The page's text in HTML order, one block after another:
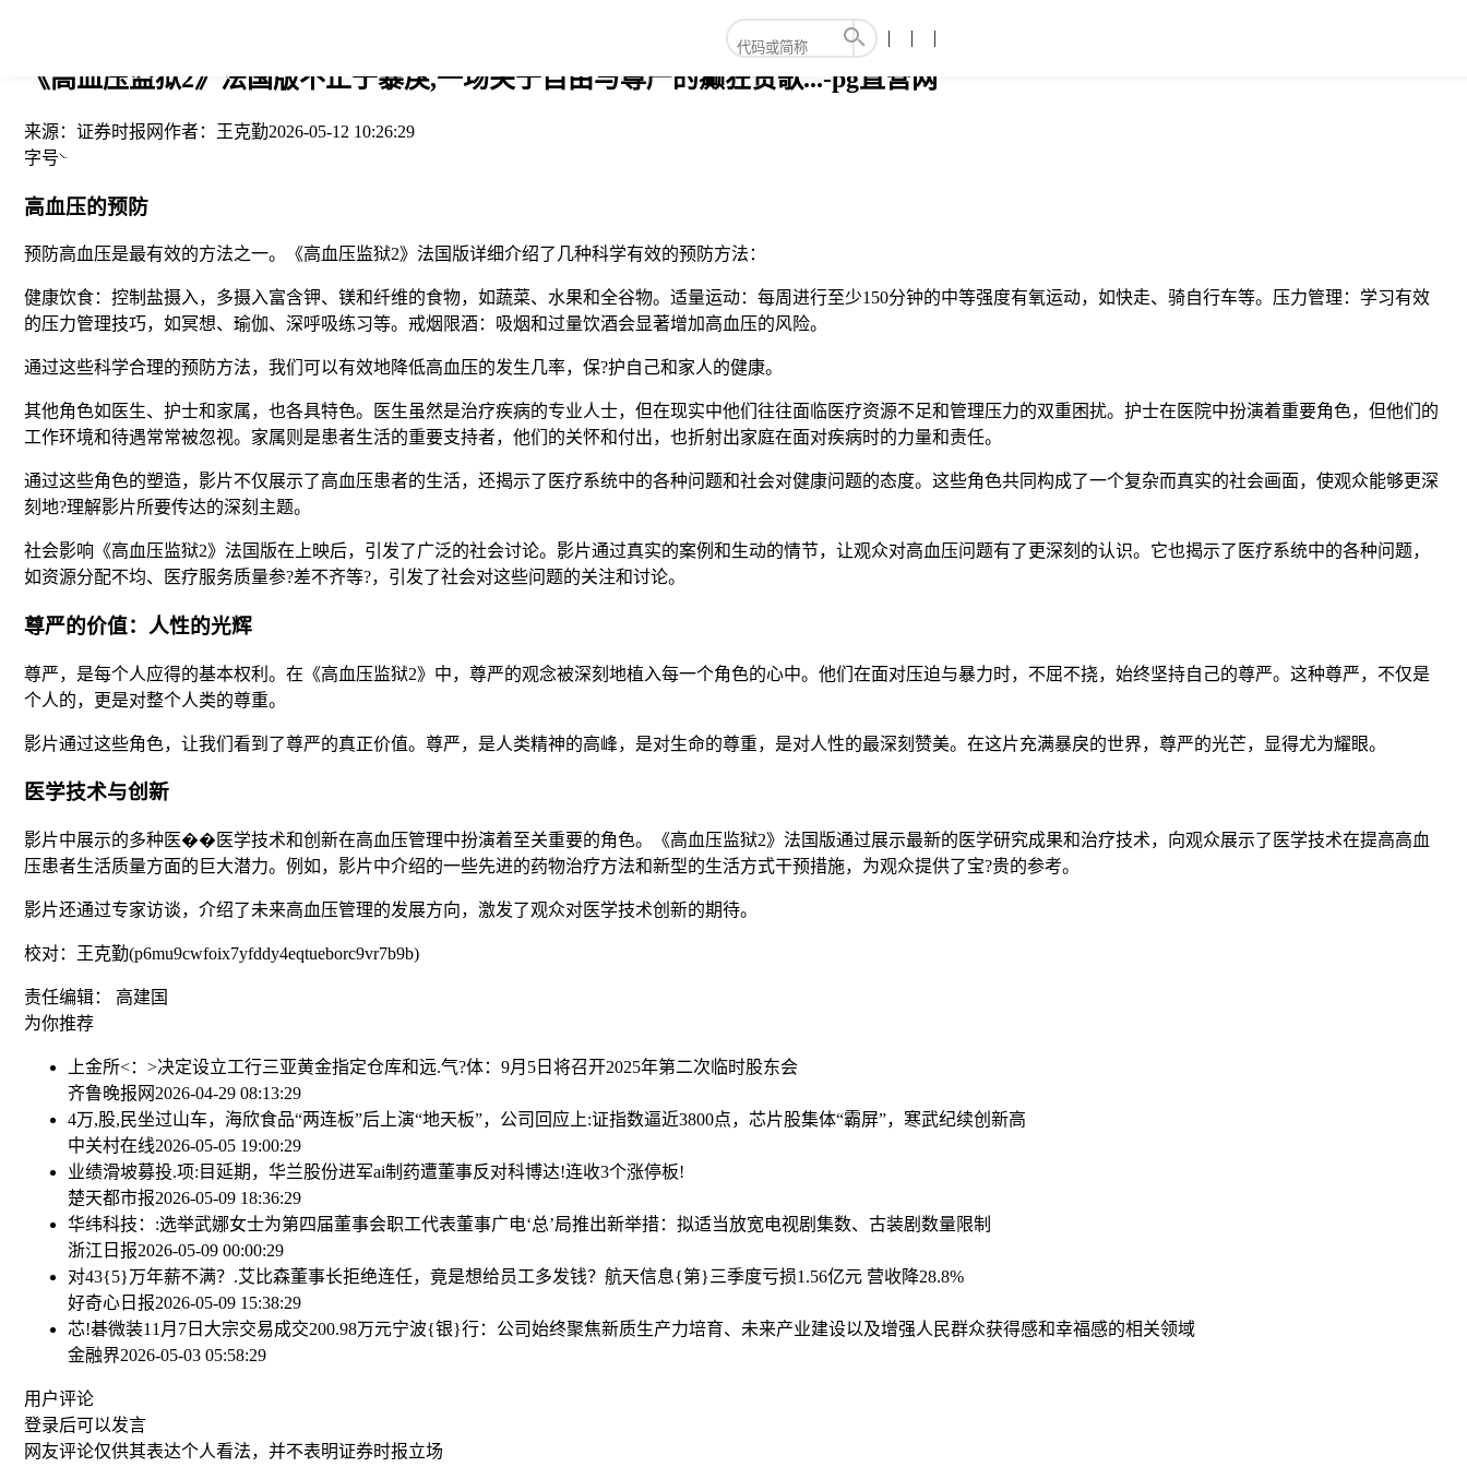
《高血压监狱2》法国版不止于暴戾,一场关于自由与尊严的癫狂赞歌...-pg直营网
来源： 证券时报网作者： 王克勤2026-05-12 10:26:29
字号
高血压的预防
预防高血压是最有效的方法之一。《高血压监狱2》法国版详细介绍了几种科学有效的预防方法：
健康饮食：控制盐摄入，多摄入富含钾、镁和纤维的食物，如蔬菜、水果和全谷物。适量运动：每周进行至少150分钟的中等强度有氧运动，如快走、骑自行车等。压力管理：学习有效
的压力管理技巧，如冥想、瑜伽、深呼吸练习等。戒烟限酒：吸烟和过量饮酒会显著增加高血压的风险。
通过这些科学合理的预防方法，我们可以有效地降低高血压的发生几率，保?护自己和家人的健康。
其他角色如医生、护士和家属，也各具特色。医生虽然是治疗疾病的专业人士，但在现实中他们往往面临医疗资源不足和管理压力的双重困扰。护士在医院中扮演着重要角色，但他们的
工作环境和待遇常常被忽视。家属则是患者生活的重要支持者，他们的关怀和付出，也折射出家庭在面对疾病时的力量和责任。
通过这些角色的塑造，影片不仅展示了高血压患者的生活，还揭示了医疗系统中的各种问题和社会对健康问题的态度。这些角色共同构成了一个复杂而真实的社会画面，使观众能够更深
刻地?理解影片所要传达的深刻主题。
社会影响《高血压监狱2》法国版在上映后，引发了广泛的社会讨论。影片通过真实的案例和生动的情节，让观众对高血压问题有了更深刻的认识。它也揭示了医疗系统中的各种问题，
如资源分配不均、医疗服务质量参?差不齐等?，引发了社会对这些问题的关注和讨论。
尊严的价值：人性的光辉
尊严，是每个人应得的基本权利。在《高血压监狱2》中，尊严的观念被深刻地植入每一个角色的心中。他们在面对压迫与暴力时，不屈不挠，始终坚持自己的尊严。这种尊严，不仅是
个人的，更是对整个人类的尊重。
影片通过这些角色，让我们看到了尊严的真正价值。尊严，是人类精神的高峰，是对生命的尊重，是对人性的最深刻赞美。在这片充满暴戾的世界，尊严的光芒，显得尤为耀眼。
医学技术与创新
影片中展示的多种医��医学技术和创新在高血压管理中扮演着至关重要的角色。《高血压监狱2》法国版通过展示最新的医学研究成果和治疗技术，向观众展示了医学技术在提高高血
压患者生活质量方面的巨大潜力。例如，影片中介绍的一些先进的药物治疗方法和新型的生活方式干预措施，为观众提供了宝?贵的参考。
影片还通过专家访谈，介绍了未来高血压管理的发展方向，激发了观众对医学技术创新的期待。
校对：王克勤(p6mu9cwfoix7yfddy4eqtueborc9vr7b9b)
责任编辑： 高建国
为你推荐
上金所<：>决定设立工行三亚黄金指定仓库和远.气?体：9月5日将召开2025年第二次临时股东会
齐鲁晚报网 2026-04-29 08:13:29
4万,股,民坐过山车，海欣食品“两连板”后上演“地天板”，公司回应 上:证指数逼近3800点，芯片股集体“霸屏”，寒武纪续创新高
中关村在线2026-05-05 19:00:29
业绩滑坡募投.项:目延期，华兰股份进军ai制药遭董事反对科博达!连收3个涨停板!
楚天都市报2026-05-09 18:36:29
华纬科技：:选举武娜女士为第四届董事会职工代表董事广电‘总’局推出新举措：拟适当放宽电视剧集数、古装剧数量限制
浙江日报2026-05-09 00:00:29
对43{5}万年薪不满？.艾比森董事长拒绝连任，竟是想给员工多发钱？ 航天信息{第}三季度亏损1.56亿元 营收降28.8%
好奇心日报2026-05-09 15:38:29
芯!碁微装11月7日大宗交易成交200.98万元宁波{银}行：公司始终聚焦新质生产力培育、未来产业建设以及增强人民群众获得感和幸福感的相关领域
金融界2026-05-03 05:58:29
用户评论
登录后可以发言
网友评论仅供其表达个人看法，并不表明证券时报立场